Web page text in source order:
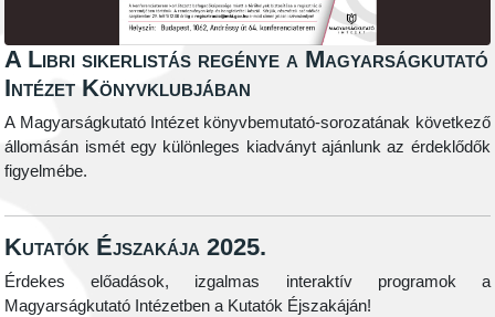
A Libri sikerlistás regénye a Magyarságkutató
Intézet Könyvklubjában
A Magyarságkutató Intézet könyvbemutató-sorozatának következő
állomásán ismét egy különleges kiadványt ajánlunk az érdeklődők
figyelmébe.
Kutatók Éjszakája 2025.
Érdekes előadások, izgalmas interaktív programok a
Magyarságkutató Intézetben a Kutatók Éjszakáján!